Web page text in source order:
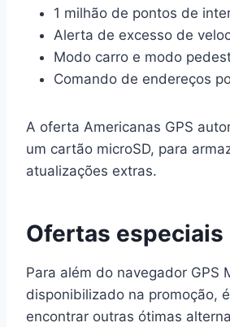
1 milhão de pontos de
Alerta de excesso de
Modo carro e modo
Comando de endereços
A oferta Americanas GPS
um cartão microSD, para
atualizações extras.
Ofertas especiais
Para além do navegador GPS
disponibilizado na promoção,
encontrar outras ótimas